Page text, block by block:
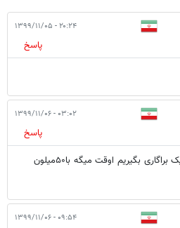
۲۰:۲۴ - ۱۳۹۹/۱۱/۰۵
پاسخ
۰۳:۰۲ - ۱۳۹۹/۱۱/۰۶
پاسخ
باباجم کنین ما نیمتونیم یه لاستیک براگاری بگیریم اوقت میگه با۵۰میلون
۰۹:۵۴ - ۱۳۹۹/۱۱/۰۶